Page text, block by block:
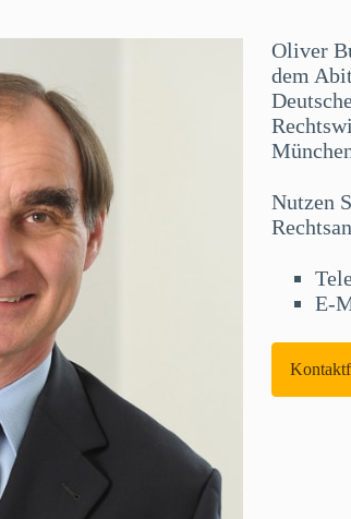
Oliver
dem
Nutzen
E-